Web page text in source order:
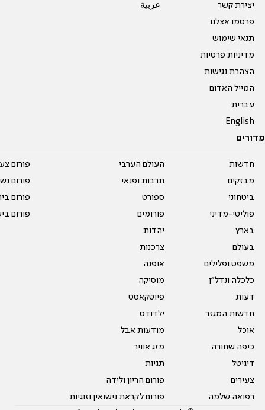
יצירת קשר
פרסמו אצלנו
תנאי שימוש
מדיניות פרטיות
הצהרת נגישות
המייל האדום
עברית
English
عربية
מדורים
חדשות
מבזקים
ביטחוני
פוליטי-מדיני
בארץ
בעולם
משפט ופלילים
כלכלה ונדל"ן
דעות
חדשות המגזר
אוכל
כיפה שחורה
דיגיטל
צעירים
רפואה שלמה
העולם הערבי
תרבות ופנאי
ספורט
פורומים
יהדות
צרכנות
אופנה
מוסיקה
פיוטקאסט
ילדודס
מודעות אבל
מזג אוויר
תגיות
פורום הריון ולידה
פורום לקראת נישואין וזוגיות
פורום
פורום
פורום
פורום